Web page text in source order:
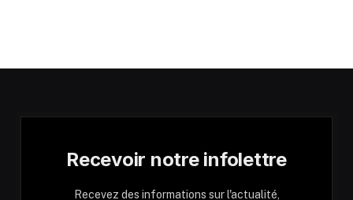
Recevoir notre infolettre
Recevez des informations sur l'actualité,